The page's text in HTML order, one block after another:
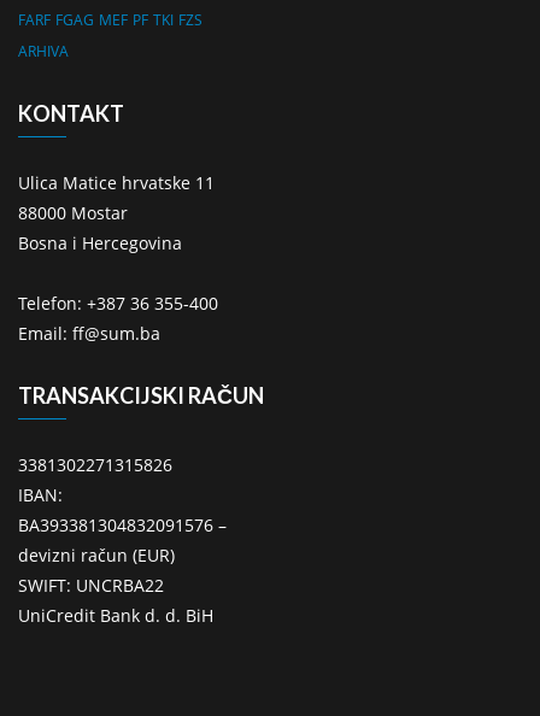
FARF FGAG MEF PF TKI FZS
ARHIVA
KONTAKT
Ulica Matice hrvatske 11
88000 Mostar
Bosna i Hercegovina
Telefon: +387 36 355-400
Email: ff@sum.ba
TRANSAKCIJSKI RAČUN
3381302271315826
IBAN:
BA393381304832091576 –
devizni račun (EUR)
SWIFT: UNCRBA22
UniCredit Bank d. d. BiH